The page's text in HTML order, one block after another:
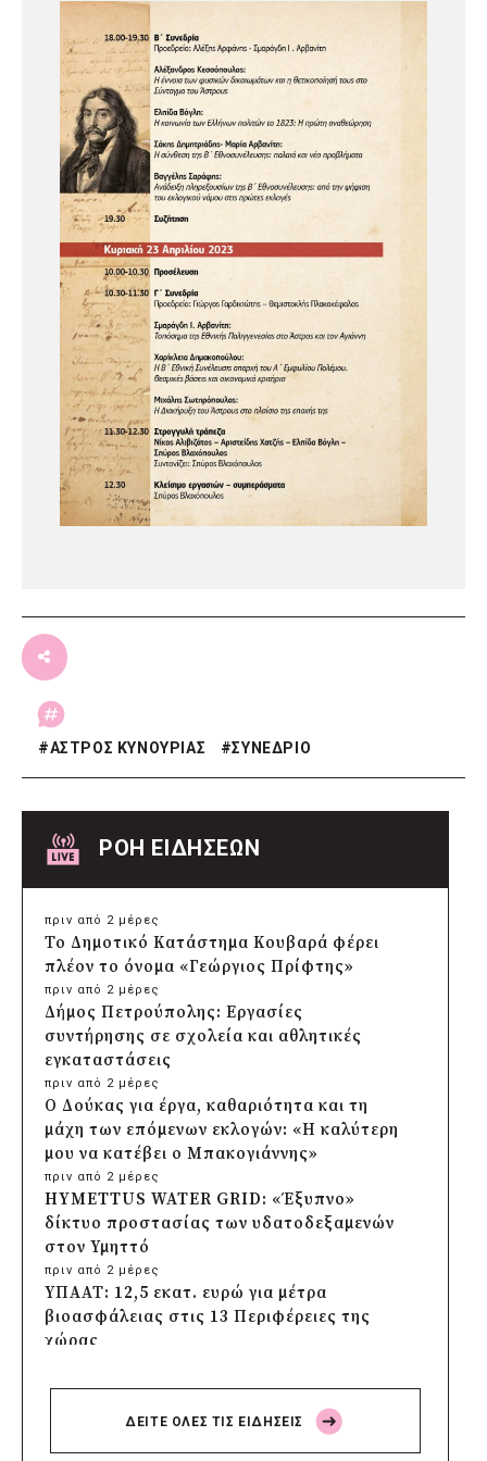
#ΑΣΤΡΟΣ ΚΥΝΟΥΡΙΑΣ #ΣΥΝΕΔΡΙΟ
ΡΟΗ ΕΙΔΗΣΕΩΝ
πριν από 2 μέρες
Το Δημοτικό Κατάστημα Κουβαρά φέρει
πλέον το όνομα «Γεώργιος Πρίφτης»
πριν από 2 μέρες
Δήμος Πετρούπολης: Εργασίες
συντήρησης σε σχολεία και αθλητικές
εγκαταστάσεις
πριν από 2 μέρες
Ο Δούκας για έργα, καθαριότητα και τη
μάχη των επόμενων εκλογών: «Η καλύτερη
μου να κατέβει ο Μπακογιάννης»
πριν από 2 μέρες
HYMETTUS WATER GRID: «Έξυπνο»
δίκτυο προστασίας των υδατοδεξαμενών
στον Υμηττό
πριν από 2 μέρες
ΥΠΑΑΤ: 12,5 εκατ. ευρώ για μέτρα
βιοασφάλειας στις 13 Περιφέρειες της
χώρας
Πρέσπεια 2026: Έξι ημέρες πολιτισμού,
μουσικής και γαστρονομίας στη Φλώρινα
Δήμος Πέλλας: Σε προσωρινή αναστολή
ΔΕΙΤΕ ΟΛΕΣ ΤΙΣ ΕΙΔΗΣΕΙΣ